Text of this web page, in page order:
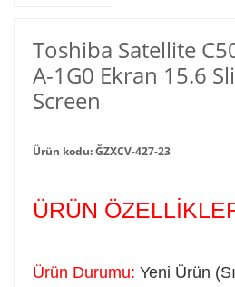
Toshiba Satellite
A-1G0 Ekran 15.6
Screen
Ürün kodu: ĞZXCV-427-23
ÜRÜN
Ürün Durumu: Yeni Ürün